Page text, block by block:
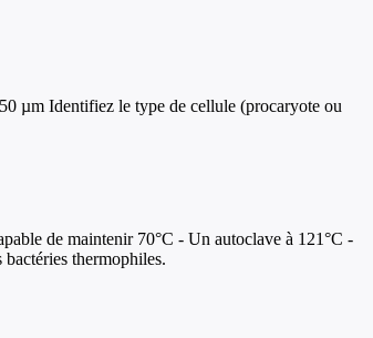
µm Identifiez le type de cellule (procaryote ou
de maintenir 70°C - Un autoclave à 121°C -
thermophiles.